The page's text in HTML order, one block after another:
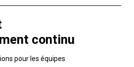
continu
pour les équipes